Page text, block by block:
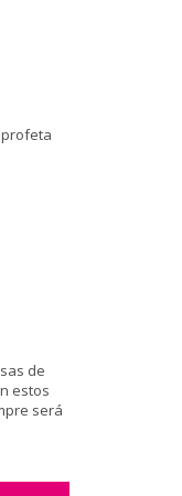
profeta
de
estos
será